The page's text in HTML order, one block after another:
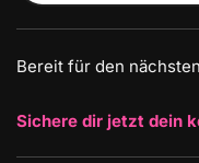
Bereit für den
Sichere dir jetzt dein